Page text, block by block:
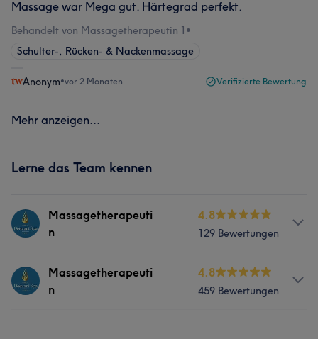
Massage war Mega gut. Härtegrad perfekt.
Behandelt von Massagetherapeutin 1 •
Schulter-, Rücken- & Nackenmassage
Anonym•vor 2 Monaten Verifizierte Bewertung
Mehr anzeigen...
Lerne das Team kennen
Massagetherapeuti
n
4.8
129 Bewertungen
ServicesMassagetherapeuti
n
4.8
459 Bewertungen